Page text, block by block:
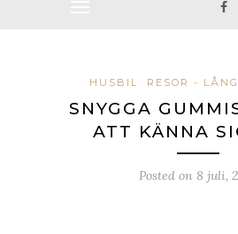
HUSBIL RESOR -
SNYGGA
ATT KÄNNA
Posted on 8 juli,